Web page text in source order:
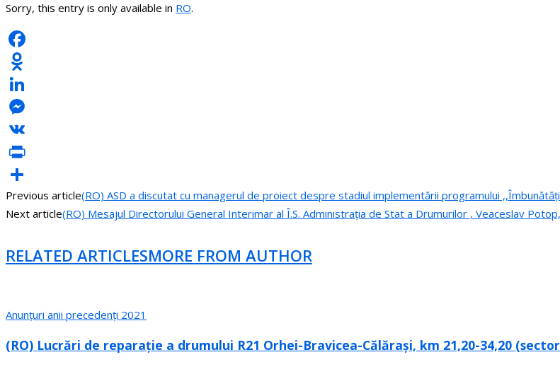
Sorry, this entry is only available in RO.
Facebook
Odnoklassniki
LinkedIn
Messenger
VK
PrintFriendly
Share
Previous article(RO) ASD a discutat cu managerul de proiect despre stadiul implementării programului
Next article(RO) Mesajul Directorului General Interimar al Î.S. Administrația de Stat a Drumurilor , Veaceslav
RELATED ARTICLESMORE FROM AUTHOR
Anunțuri anii precedenți 2021
(RO) Lucrări de reparație a drumului R21 Orhei-Bravicea-Călărași, km 21,20-34,20